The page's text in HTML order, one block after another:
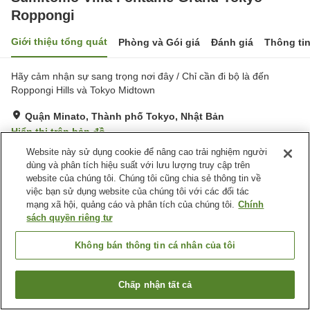
Roppongi
Giới thiệu tổng quát Phòng và Gói giá Đánh giá Thông
Hãy cảm nhận sự sang trọng nơi đây / Chỉ cần đi bộ là đến
Roppongi Hills và Tokyo Midtown
Quận Minato, Thành phố Tokyo, Nhật Bản
Hiển thị trên bản đồ
Tuyệt vời Đánh giá:105lượt
Tiện nghi chỗ nghỉ
Wi-Fi
Máy bán hàng tự động
Trang chủ Nhật Bản Thành phố Tokyo
Quận Minato
Tìm phòng trống
Website này sử dụng cookie để nâng cao trải nghiệm người
dùng và phân tích hiệu suất với lưu lượng truy cập trên
website của chúng tôi. Chúng tôi cũng chia sẻ thông tin về
việc bạn sử dụng website của chúng tôi với các đối tác
mạng xã hội, quảng cáo và phân tích của chúng tôi. Chính
sách quyền riêng tư
Không bán thông tin cá nhân của tôi
Chấp nhận tất cả